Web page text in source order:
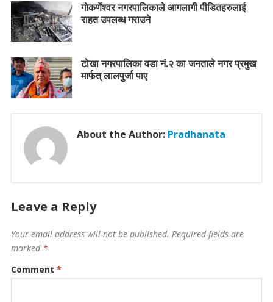
गोकर्णेश्वर नगरपालिकाले आगलागी पीडितहरुलाई
राहत उपलब्ध गराउने
टोखा नगरपालिका वडा नं.२ का जनताले नगर प्रमुख
मार्फत् लालपुर्जा पाए
About the Author: Pradhanata
Leave a Reply
Your email address will not be published. Required fields are
marked *
Comment *